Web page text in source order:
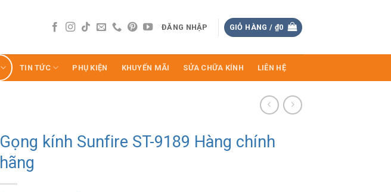
ĐĂNG NHẬP GIỎ HÀNG / ₫0
TIN TỨC PHỤ KIỆN KHUYẾN MÃI SỬA CHỮA KÍNH LIÊN HỆ
Gọng kính Sunfire ST-9189 Hàng chính
hãng